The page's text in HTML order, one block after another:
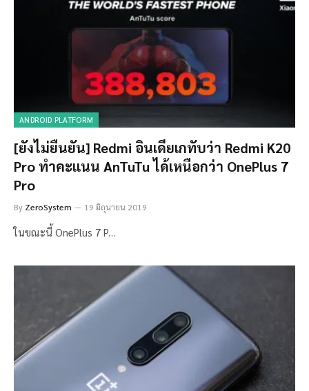
ANDROID PLATFORM
[ยังไม่ยืนยัน] Redmi อินเดียเกทับว่า Redmi K20
Pro ทำคะแนน AnTuTu ได้เหนือกว่า OnePlus 7
Pro
By ZeroSystem 19 มิถุนายน 2019
ในขณะนี้ OnePlus 7 P…